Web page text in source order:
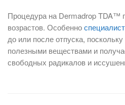
Процедура на Dermadrop TDA™
возрастов. Особенно
до или после отпуска,
полезными веществами и
свободных радикалов и